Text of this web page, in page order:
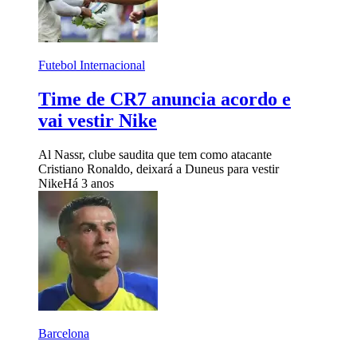
Futebol Internacional
Time de CR7 anuncia acordo e
vai vestir Nike
Al Nassr, clube saudita que tem como atacante
Cristiano Ronaldo, deixará a Duneus para vestir
NikeHá 3 anos
Barcelona